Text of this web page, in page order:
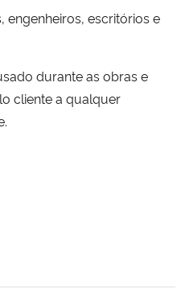
engenheiros, escritórios e
durante as obras e
cliente a qualquer